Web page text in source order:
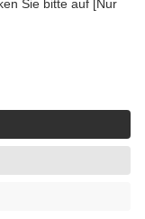
Maßnahmen
echte Bewertungen